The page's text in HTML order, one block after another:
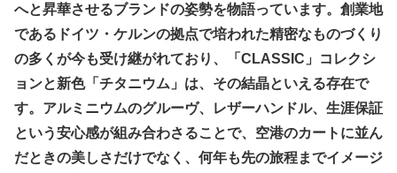
へと昇華させるブランドの姿勢を物語っています。創業地
であるドイツ・ケルンの拠点で培われた精密なものづくり
の多くが今も受け継がれており、「CLASSIC」コレクシ
ョンと新色「チタニウム」は、その結晶といえる存在で
す。アルミニウムのグルーヴ、レザーハンドル、生涯保証
という安心感が組み合わさることで、空港のカートに並ん
だときの美しさだけでなく、何年も先の旅程までイメージ